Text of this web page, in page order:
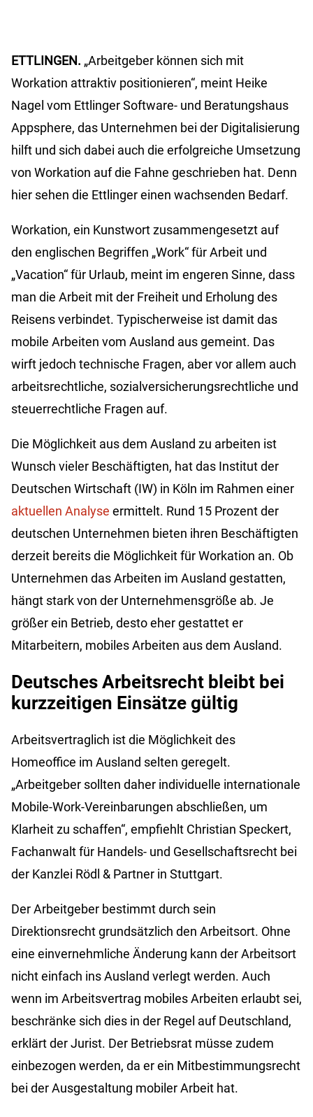
ETTLINGEN. „Arbeitgeber können sich mit
Workation attraktiv positionieren“, meint Heike
Nagel vom Ettlinger Software- und Beratungshaus
Appsphere, das Unternehmen bei der Digitalisierung
hilft und sich dabei auch die erfolgreiche Umsetzung
von Workation auf die Fahne geschrieben hat. Denn
hier sehen die Ettlinger einen wachsenden Bedarf.
Workation, ein Kunstwort zusammengesetzt auf
den englischen Begriffen „Work“ für Arbeit und
„Vacation“ für Urlaub, meint im engeren Sinne, dass
man die Arbeit mit der Freiheit und Erholung des
Reisens verbindet. Typischerweise ist damit das
mobile Arbeiten vom Ausland aus gemeint. Das
wirft jedoch technische Fragen, aber vor allem auch
arbeitsrechtliche, sozialversicherungsrechtliche und
steuerrechtliche Fragen auf.
Die Möglichkeit aus dem Ausland zu arbeiten ist
Wunsch vieler Beschäftigten, hat das Institut der
Deutschen Wirtschaft (IW) in Köln im Rahmen einer
aktuellen Analyse ermittelt. Rund 15 Prozent der
deutschen Unternehmen bieten ihren Beschäftigten
derzeit bereits die Möglichkeit für Workation an. Ob
Unternehmen das Arbeiten im Ausland gestatten,
hängt stark von der Unternehmensgröße ab. Je
größer ein Betrieb, desto eher gestattet er
Mitarbeitern, mobiles Arbeiten aus dem Ausland.
Deutsches Arbeitsrecht bleibt bei
kurzzeitigen Einsätze gültig
Arbeitsvertraglich ist die Möglichkeit des
Homeoffice im Ausland selten geregelt.
„Arbeitgeber sollten daher individuelle internationale
Mobile-Work-Vereinbarungen abschließen, um
Klarheit zu schaffen“, empfiehlt Christian Speckert,
Fachanwalt für Handels- und Gesellschaftsrecht bei
der Kanzlei Rödl & Partner in Stuttgart.
Der Arbeitgeber bestimmt durch sein
Direktionsrecht grundsätzlich den Arbeitsort. Ohne
eine einvernehmliche Änderung kann der Arbeitsort
nicht einfach ins Ausland verlegt werden. Auch
wenn im Arbeitsvertrag mobiles Arbeiten erlaubt sei,
beschränke sich dies in der Regel auf Deutschland,
erklärt der Jurist. Der Betriebsrat müsse zudem
einbezogen werden, da er ein Mitbestimmungsrecht
bei der Ausgestaltung mobiler Arbeit hat.